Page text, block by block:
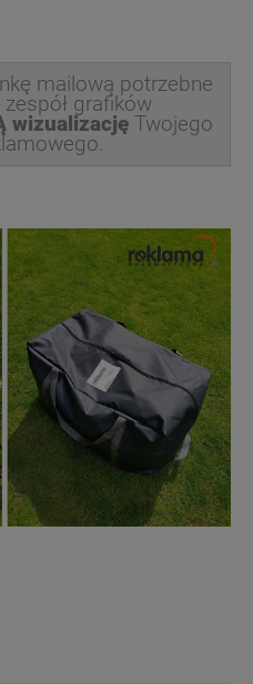
mailową potrzebne
zespół grafików
wizualizacjęTwojego